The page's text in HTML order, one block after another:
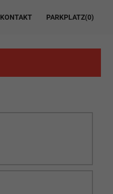
KONTAKT PARKPLATZ(0)